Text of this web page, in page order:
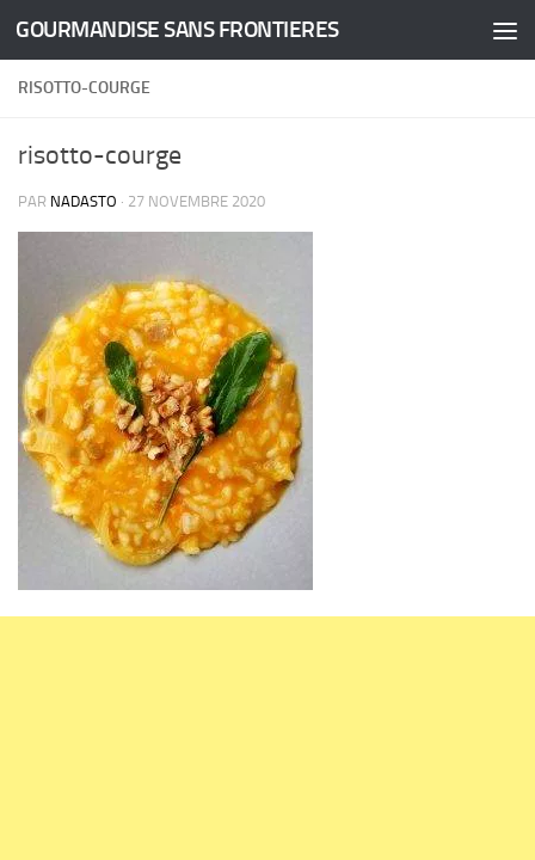
Skip to content
GOURMANDISE SANS FRONTIERES
RISOTTO-COURGE
risotto-courge
PAR NADASTO · 27 NOVEMBRE 2020